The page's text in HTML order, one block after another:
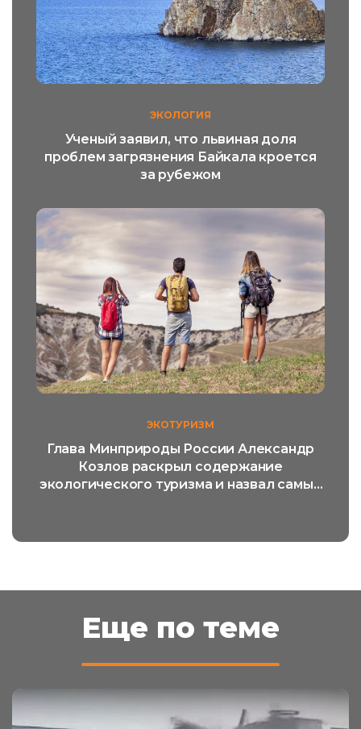
ЭКОЛОГИЯ
Ученый заявил, что львиная доля
проблем загрязнения Байкала кроется
за рубежом
ЭКОТУРИЗМ
Глава Минприроды России Александр
Козлов раскрыл содержание
экологического туризма и назвал самый
Еще по теме